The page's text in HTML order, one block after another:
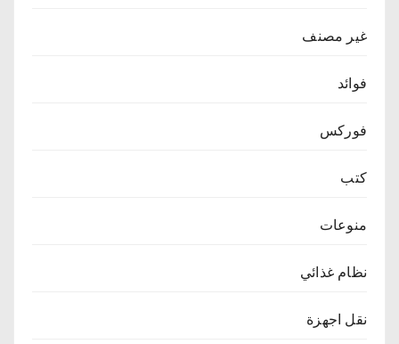
غير مصنف
فوائد
فوركس
كتب
منوعات
نظام غذائي
نقل اجهزة